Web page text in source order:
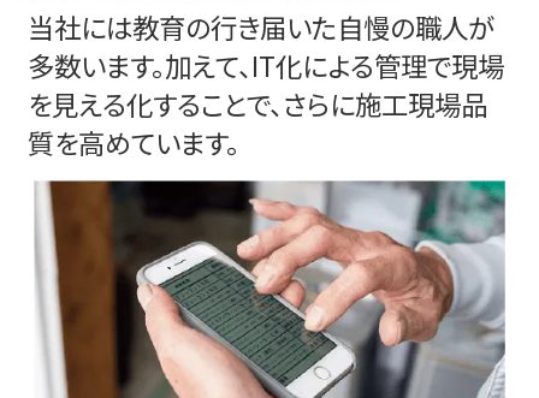
当社には教育の行き届いた自慢の職人が
多数います。加えて、IT化による管理で現場
を見える化することで、さらに施工現場品
質を高めています。